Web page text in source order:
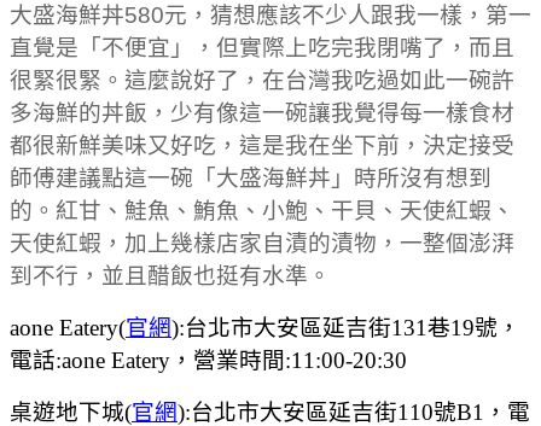
大盛海鮮丼580元，猜想應該不少人跟我一樣，第一
直覺是「不便宜」，但實際上吃完我閉嘴了，而且
很緊很緊。這麼說好了，在台灣我吃過如此一碗許
多海鮮的丼飯，少有像這一碗讓我覺得每一樣食材
都很新鮮美味又好吃，這是我在坐下前，決定接受
師傅建議點這一碗「大盛海鮮丼」時所沒有想到
的。 紅甘、鮭魚、鮪魚、小鮑、干貝、天使紅蝦、
天使紅蝦，加上幾樣店家自漬的漬物，一整個澎湃
到不行，並且醋飯也挺有水準。
aone Eatery(官網):台北市大安區延吉街131巷19號，
電話:aone Eatery，營業時間:11:00-20:30
桌遊地下城(官網):台北市大安區延吉街110號B1，電